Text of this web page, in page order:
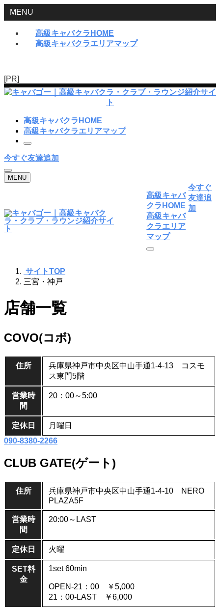
MENU
高級キャバクラHOME
高級キャバクラエリアマップ
[PR]
高級キャバクラHOME
高級キャバクラエリアマップ
今すぐ友達追加
MENU
高級キャバ
クラHOME
高級キャバ
クラエリア
マップ
今すぐ
友達追
加
サイトTOP
三宮・神戸
店舗一覧
COVO(コボ)
住所
兵庫県神戸市中央区中山手通1-4-13 コスモ
ス東門5階
営業時
間
20：00～5:00
定休日
月曜日
090-8380-2266
CLUB GATE(ゲート)
住所
兵庫県神戸市中央区中山手通1-4-10 NERO
PLAZA5F
営業時
間
20:00～LAST
定休日 火曜
SET料
金
1set 60min
OPEN-21：00 ￥5,000
21：00-LAST ￥6,000